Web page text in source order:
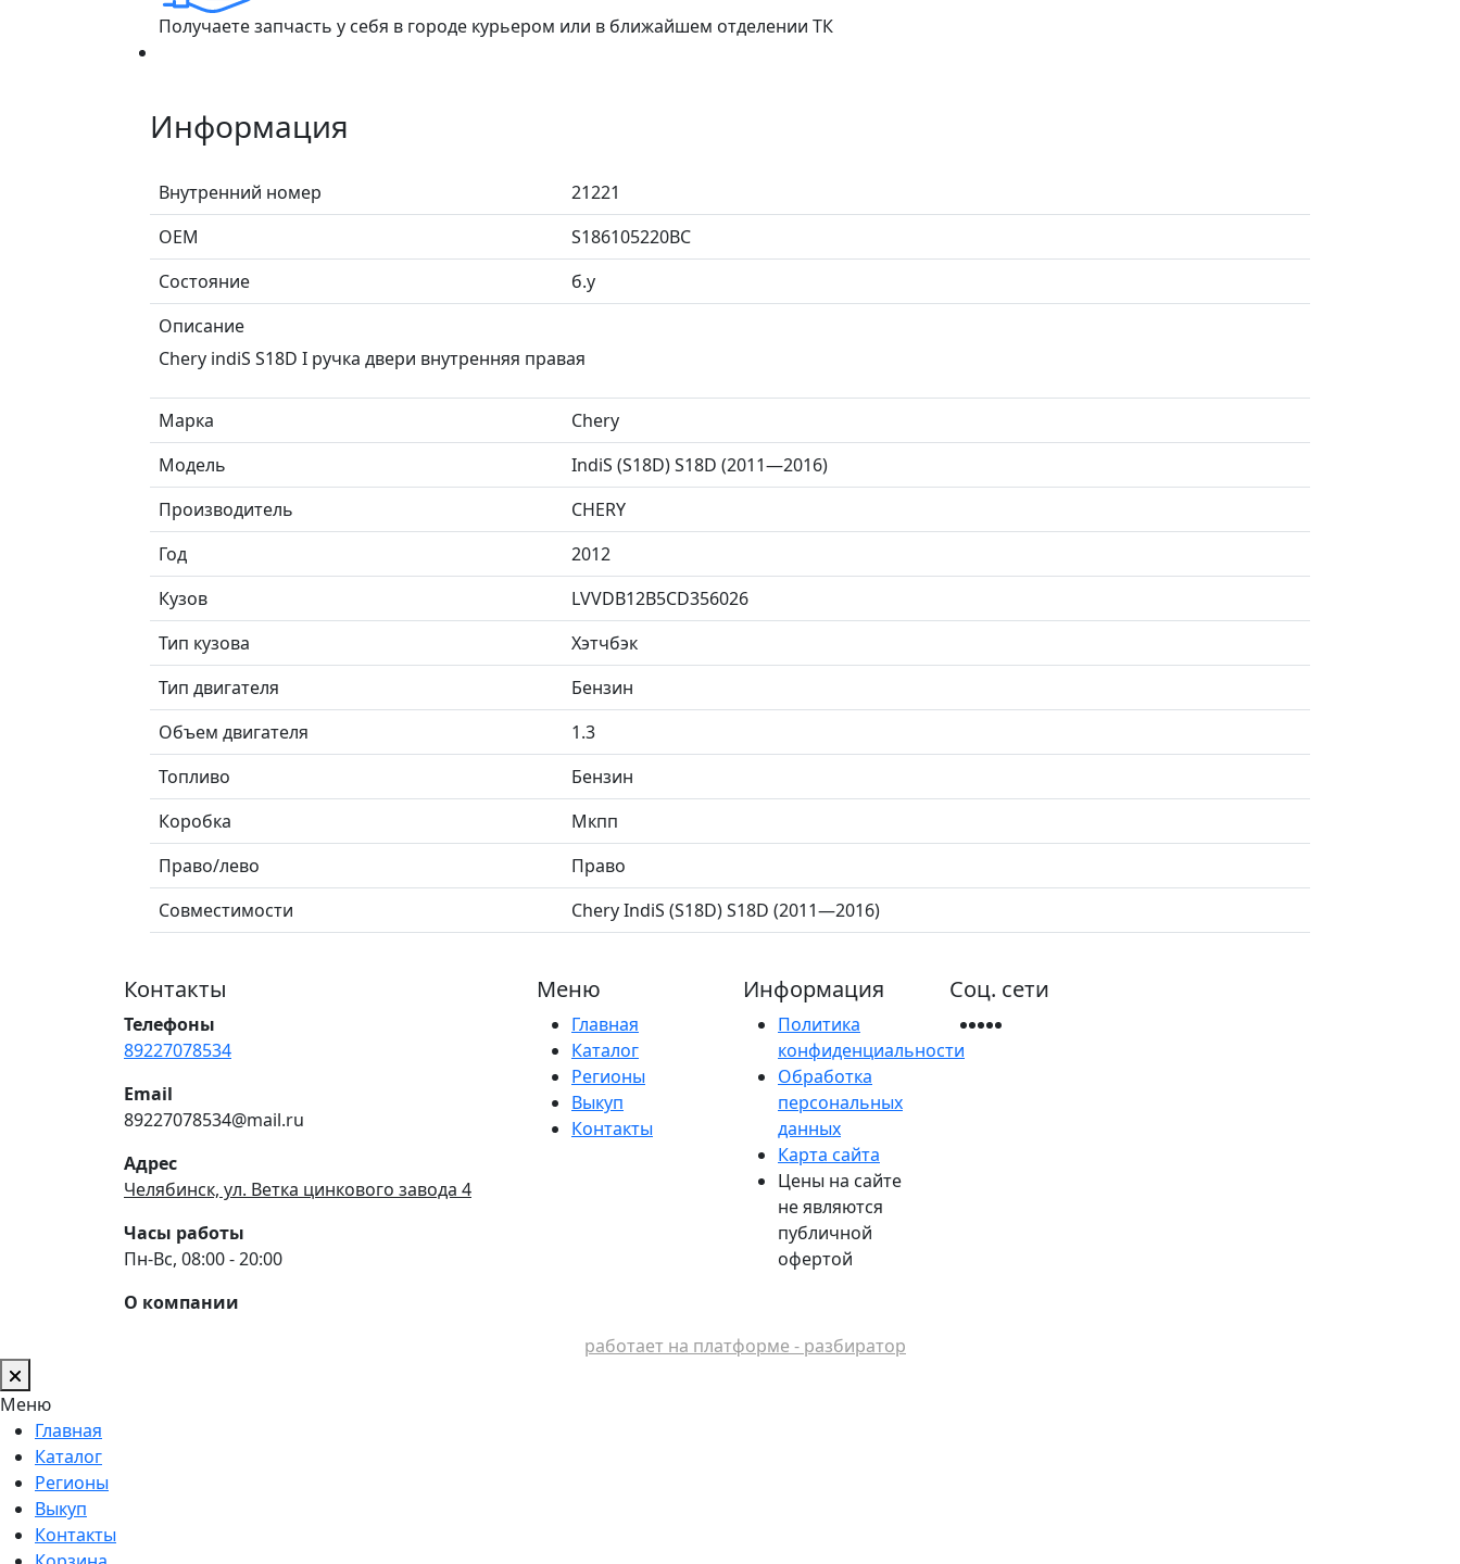
Получаете запчасть у себя в городе курьером или в ближайшем отделении ТК
Информация
Внутренний номер
21221
ОЕМ
S186105220BC
Состояние
б.у
Описание
Chery indiS S18D I ручка двери внутренняя правая
Марка
Chery
Модель
IndiS (S18D) S18D (2011—2016)
Производитель
CHERY
Год
2012
Кузов
LVVDB12B5CD356026
Тип кузова
Хэтчбэк
Тип двигателя
Бензин
Объем двигателя
1.3
Топливо
Бензин
Коробка
Мкпп
Право/лево
Право
Совместимости
Chery IndiS (S18D) S18D (2011—2016)
Контакты
Телефоны
89227078534
Email
89227078534@mail.ru
Адрес
Челябинск, ул. Ветка цинкового завода 4
Часы работы
Пн-Вс, 08:00 - 20:00
О компании
Меню
Главная
Каталог
Регионы
Выкуп
Контакты
Информация
Политика
конфиденциальности
Обработка
персональных
данных
Карта сайта
Цены на сайте
не являются
публичной
офертой
Соц. сети
работает на платформе - разбиратор
Меню
Главная
Каталог
Регионы
Выкуп
Контакты